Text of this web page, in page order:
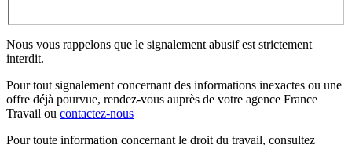
Nous vous rappelons que le signalement abusif est strictement
interdit.
Pour tout signalement concernant des informations inexactes ou une
offre déjà pourvue, rendez-vous auprès de votre agence France
Travail ou contactez-nous
Pour toute information concernant le droit du travail, consultez